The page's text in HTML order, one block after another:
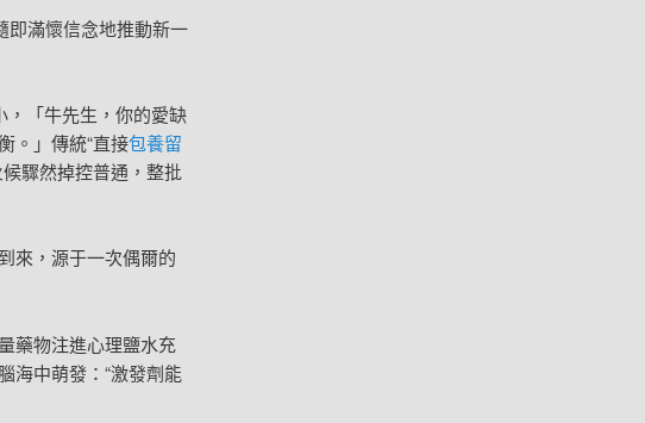
即滿懷信念地推動新一
，「牛先生，你的愛缺
。」傳統“直接包養留
驟然掉控普通，整批
來，源于一次偶爾的
藥物注進心理鹽水充
海中萌發：“激發劑能